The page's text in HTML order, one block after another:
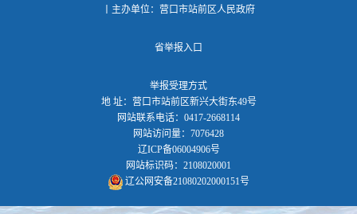
丨主办单位：营口市站前区人民政府
省举报入口
举报受理方式
地 址：营口市站前区新兴大街东49号
网站联系电话：0417-2668114
网站访问量：7076428
辽ICP备06004906号
网站标识码：2108020001
辽公网安备21080202000151号